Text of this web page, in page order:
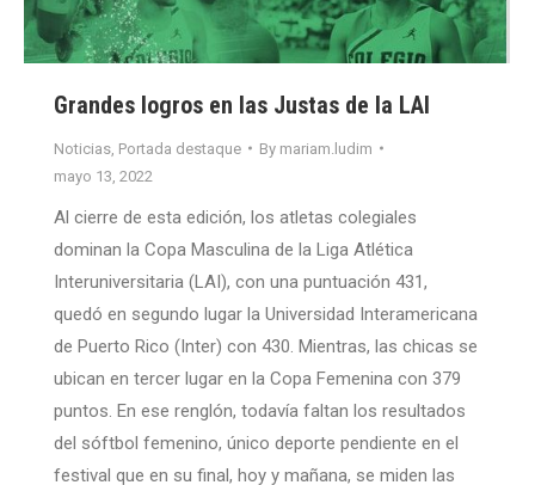
Grandes logros en las Justas de la LAI
Noticias Portada destaque By mariam.ludim
mayo 13, 2022
Al cierre de esta edición, los atletas colegiales
dominan la Copa Masculina de la Liga Atlética
Interuniversitaria (LAI), con una puntuación 431,
quedó en segundo lugar la Universidad Interamericana
de Puerto Rico (Inter) con 430. Mientras, las chicas se
ubican en tercer lugar en la Copa Femenina con 379
puntos. En ese renglón, todavía faltan los resultados
del sóftbol femenino, único deporte pendiente en el
festival que en su final, hoy y mañana, se miden las